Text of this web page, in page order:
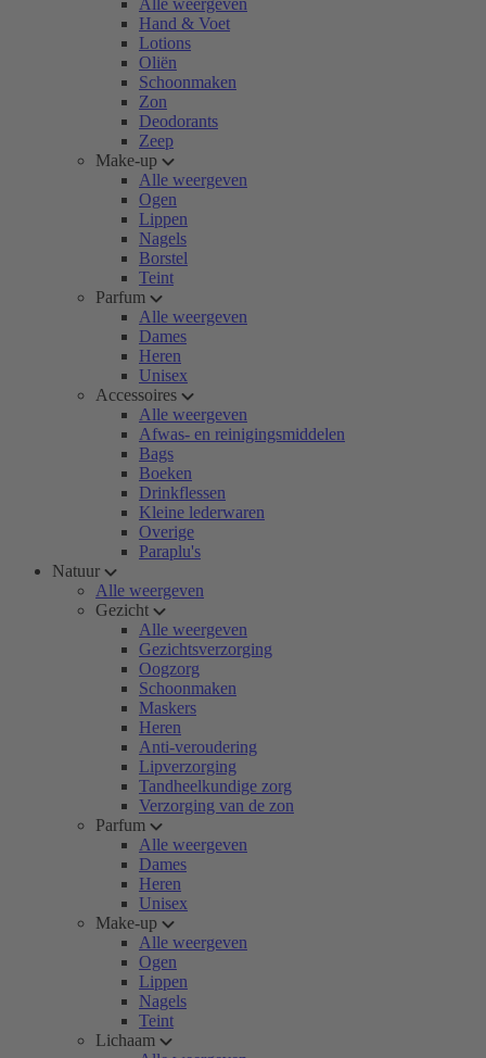
Alle weergeven
Hand & Voet
Lotions
Oliën
Schoonmaken
Zon
Deodorants
Zeep
Make-up
Alle weergeven
Ogen
Lippen
Nagels
Borstel
Teint
Parfum
Alle weergeven
Dames
Heren
Unisex
Accessoires
Alle weergeven
Afwas- en reinigingsmiddelen
Bags
Boeken
Drinkflessen
Kleine lederwaren
Overige
Paraplu's
Natuur
Alle weergeven
Gezicht
Alle weergeven
Gezichtsverzorging
Oogzorg
Schoonmaken
Maskers
Heren
Anti-veroudering
Lipverzorging
Tandheelkundige zorg
Verzorging van de zon
Parfum
Alle weergeven
Dames
Heren
Unisex
Make-up
Alle weergeven
Ogen
Lippen
Nagels
Teint
Lichaam